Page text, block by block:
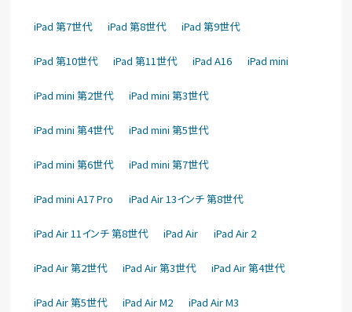
iPad 第7世代 iPad 第8世代 iPad 第9世代
iPad 第10世代 iPad 第11世代 iPad A16 iPad mini
iPad mini 第2世代 iPad mini 第3世代
iPad mini 第4世代 iPad mini 第5世代
iPad mini 第6世代 iPad mini 第7世代
iPad mini A17 Pro iPad Air 13インチ 第8世代
iPad Air 11インチ 第8世代 iPad Air iPad Air 2
iPad Air 第2世代 iPad Air 第3世代 iPad Air 第4世代
iPad Air 第5世代 iPad Air M2 iPad Air M3